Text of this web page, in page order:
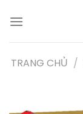
TRANG CHỦ /